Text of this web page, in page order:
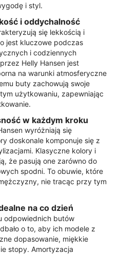
i styl.
i oddychalność
się lekkością i
jest kluczowe podczas
i codziennych
Helly Hansen jest
na warunki atmosferyczne
buty zachowują swoje
użytkowaniu, zapewniając
w każdym kroku
wyróżniają się
doskonale komponuje się z
Klasyczne kolory i
że pasują one zarówno do
spodni. To obuwie, które
nie tracąc przy tym
na co dzień
odpowiednich butów
o to, aby ich modele z
dopasowanie, miękkie
stopy. Amortyzacja